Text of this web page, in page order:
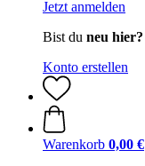
Jetzt anmelden
Bist du neu hier?
Konto erstellen
Warenkorb 0,00 €